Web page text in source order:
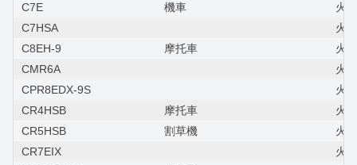
C7E
機車
火
C7HSA
火
C8EH-9
摩托車
火
CMR6A
火
CPR8EDX-9S
火
CR4HSB
摩托車
火
CR5HSB
割草機
火
CR7EIX
火